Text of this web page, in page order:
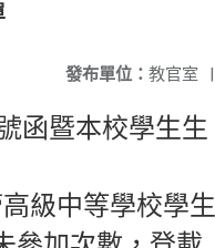
發布單位： 教官室 |
函暨本校學生生
級中等學校學生